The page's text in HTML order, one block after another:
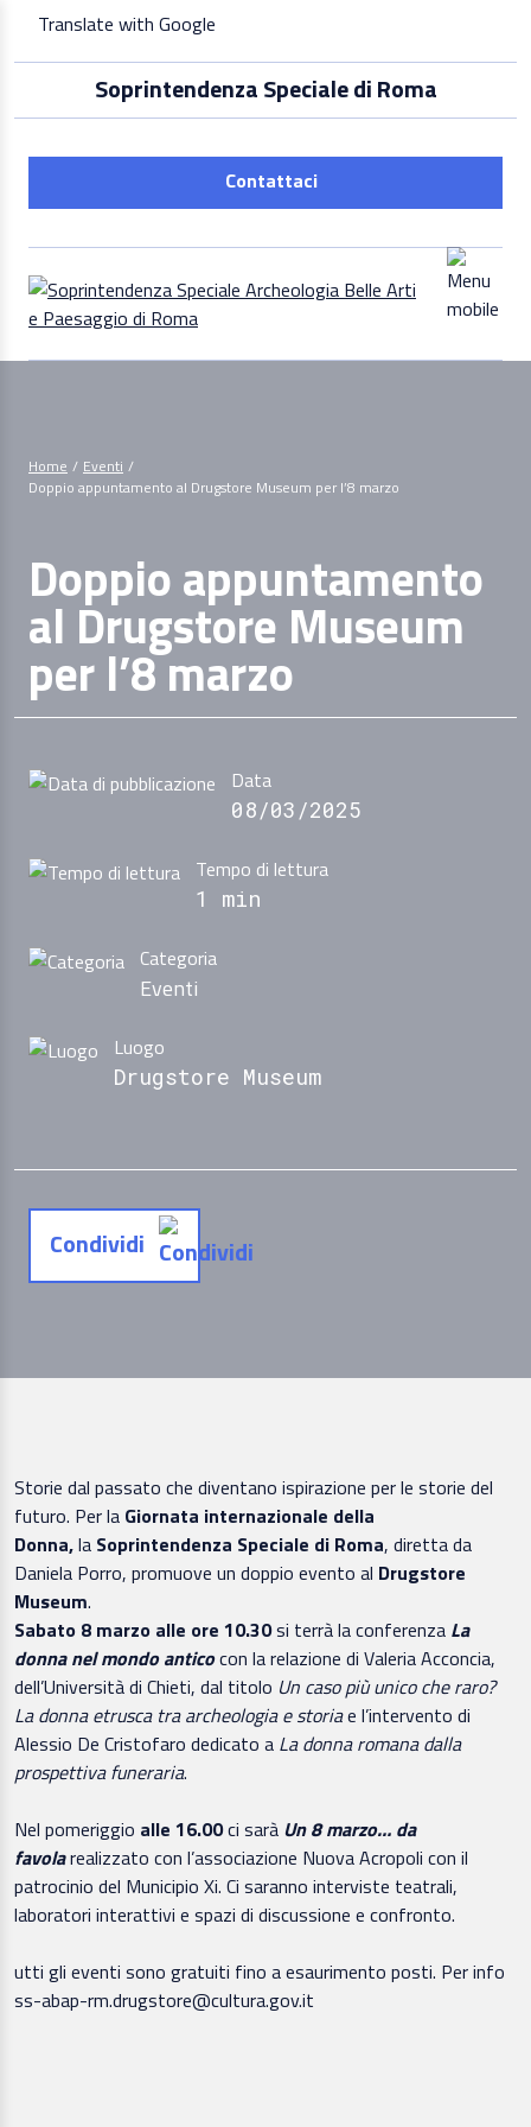
content
Translate with Google
Soprintendenza Speciale di Roma
Contattaci
Home / Eventi /
Doppio appuntamento al Drugstore Museum per l’8 marzo
Doppio appuntamento
al Drugstore Museum
per l’8 marzo
Data
08/03/2025
Tempo di lettura
1 min
Categoria
Eventi
Luogo
Drugstore Museum
Condividi
Storie dal passato che diventano ispirazione per le storie del
futuro. Per la Giornata internazionale della
Donna,la Soprintendenza Speciale di Roma, diretta da
Daniela Porro, promuove un doppio evento al Drugstore
Museum.
Sabato 8 marzo alle ore 10.30si terrà la conferenza La
donna nel mondo anticocon la relazione di Valeria Acconcia,
dell’Università di Chieti, dal titolo Un caso più unico che raro?
La donna etrusca tra archeologia e storiae l’intervento di
Alessio De Cristofaro dedicato a La donna romana dalla
prospettiva funeraria.
Nel pomeriggio alle 16.00ci sarà Un 8 marzo… da
favolarealizzato con l’associazione Nuova Acropoli con il
patrocinio del Municipio Xi. Ci saranno interviste teatrali,
laboratori interattivi e spazi di discussione e confronto.
utti gli eventi sono gratuiti fino a esaurimento posti. Per info
ss-abap-rm.drugstore@cultura.gov.it